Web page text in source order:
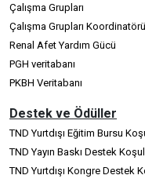
Çalışma Grupları
Çalışma Grupları Koordinatörü
Renal Afet Yardım Gücü
PGH veritabanı
PKBH Veritabanı
Destek ve Ödüller
TND Yurtdışı Eğitim Bursu
TND Yayın Baskı Destek
TND Yurtdışı Kongre Destek